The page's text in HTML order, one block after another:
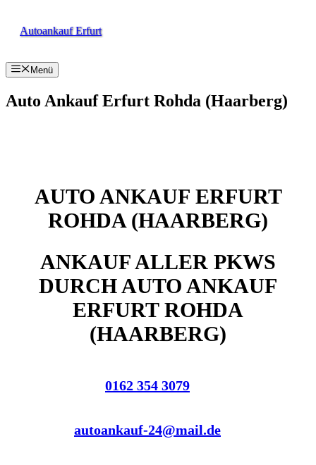
InhaltAutoankauf Erfurt
Menü
Auto Ankauf Erfurt Rohda (Haarberg)
AUTO ANKAUF ERFURT
ROHDA (HAARBERG)
ANKAUF ALLER PKWS
DURCH AUTO ANKAUF
ERFURT ROHDA
(HAARBERG)
0162 354 3079
autoankauf-24@mail.de